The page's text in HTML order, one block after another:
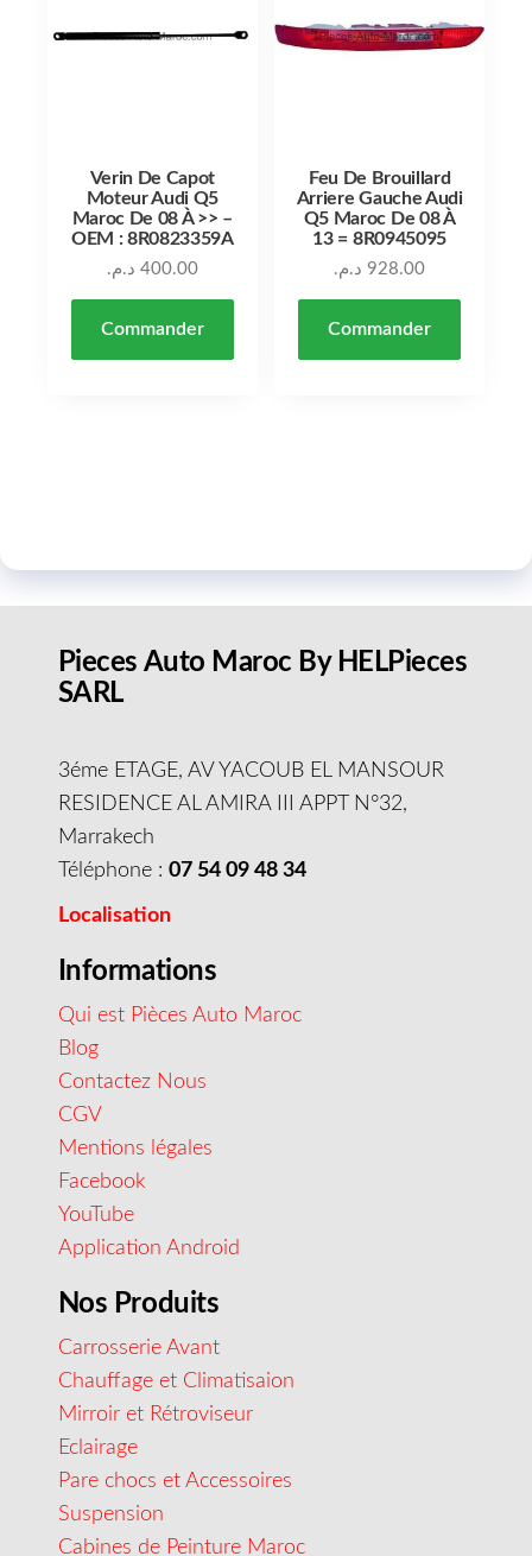
Verin De Capot
Moteur Audi Q5
Maroc De 08 À >> –
OEM : 8R0823359A
400.00 د.م.
Commander
Feu De Brouillard
Arriere Gauche Audi
Q5 Maroc De 08 À
13 = 8R0945095
928.00 د.م.
Commander
Pieces Auto Maroc By HELPieces
SARL
3éme ETAGE, AV YACOUB EL MANSOUR
RESIDENCE AL AMIRA III APPT N°32,
Marrakech
Téléphone : 07 54 09 48 34
Localisation
Informations
Qui est Pièces Auto Maroc
Blog
Contactez Nous
CGV
Mentions légales
Facebook
YouTube
Application Android
Nos Produits
Carrosserie Avant
Chauffage et Climatisaion
Mirroir et Rétroviseur
Eclairage
Pare chocs et Accessoires
Suspension
Cabines de Peinture Maroc